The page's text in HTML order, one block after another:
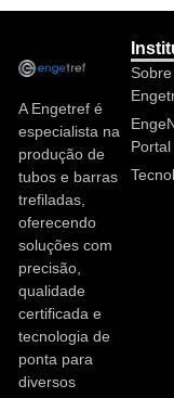
A Engetref é
especialista na
produção de
tubos e barras
trefiladas,
oferecendo
soluções com
precisão,
qualidade
certificada e
tecnologia de
ponta para
diversos